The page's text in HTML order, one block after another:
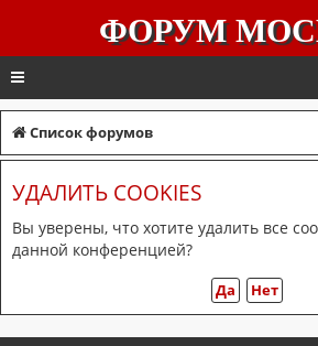
ФОРУМ
Список форумов
УДАЛИТЬ COOKIES
Вы уверены, что хотите удалить все
данной конференцией?